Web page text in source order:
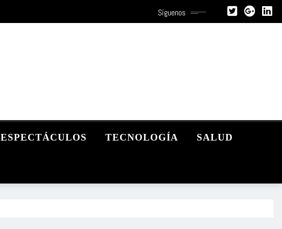
Síguenos
ESPECTÁCULOS TECNOLOGÍA SALUD